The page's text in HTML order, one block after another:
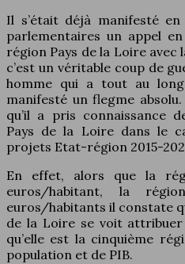
Il s’était déjà manifesté
parlementaires un appel
région Pays de la Loire
c’est un véritable coup de
homme qui a tout au
manifesté un flegme
qu’il a pris connaissance
Pays de la Loire dans le
projets Etat-région 2015-
En effet, alors que la
euros/habitant, la
euros/habitants il constate
de la Loire se voit
qu’elle est la cinquième
population et de PIB.